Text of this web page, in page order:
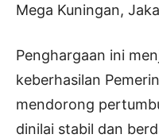
Mega Kuningan,
Penghargaan ini
keberhasilan
mendorong
dinilai stabil dan